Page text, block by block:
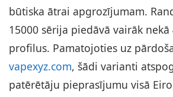
būtiska ātrai apgrozījumam.
15000 sērija piedāvā vairāk nekā
profilus. Pamatojoties uz
vapexyz.com, šādi varianti
patērētāju pieprasījumu visā